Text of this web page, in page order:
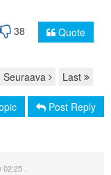
38 Quote
Seuraava Last
Post Reply
02:25 .